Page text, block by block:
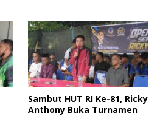
Sambut HUT RI Ke-81, Ricky
Anthony Buka Turnamen